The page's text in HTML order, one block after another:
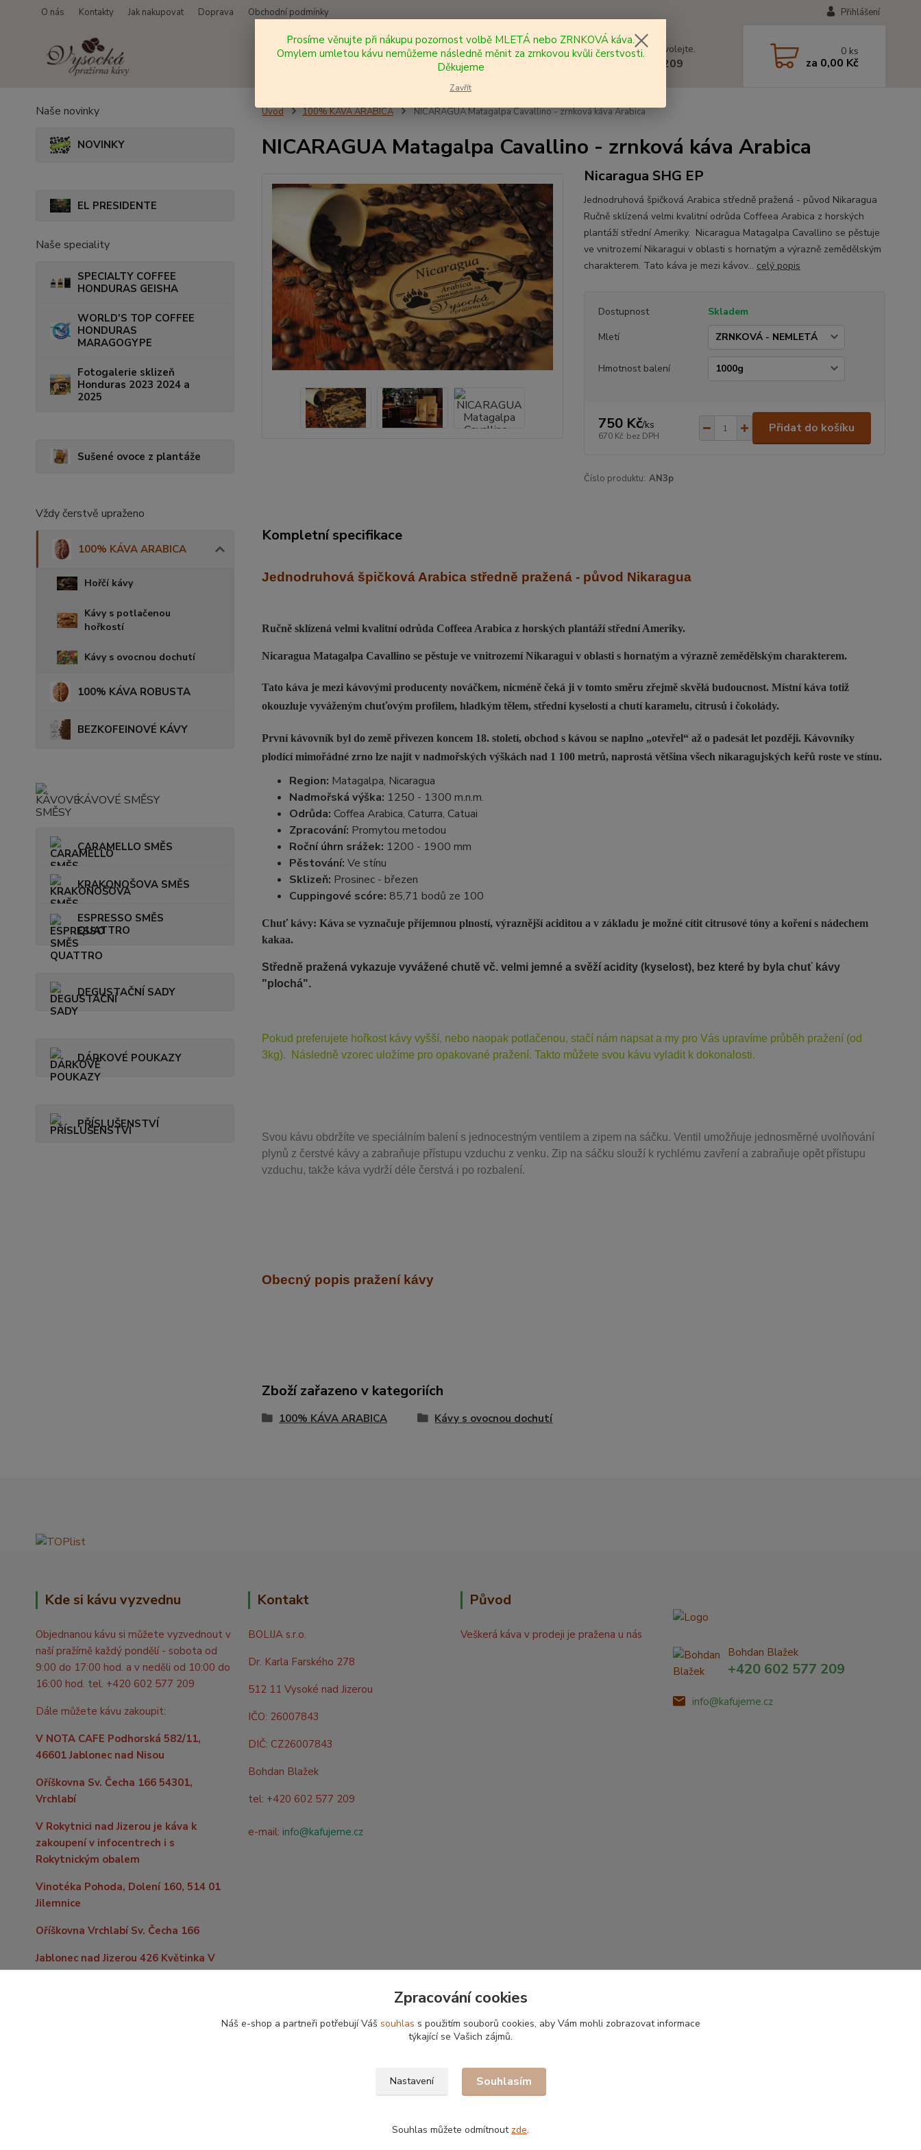
O nás Kontakty Jak nakupovat Doprava Obchodní podmínky Přihlášení
Hledat Nevíte si rady? Zavolejte.
+420 602 577 209
0 ks
za 0,00 Kč
Naše novinky
NOVINKY
EL PRESIDENTE
Naše speciality
SPECIALTY COFFEE
HONDURAS GEISHA
WORLD'S TOP COFFEE
HONDURAS
MARAGOGYPE
Fotogalerie sklizeň
Honduras 2023 2024 a
2025
Sušené ovoce z plantáže
Vždy čerstvě upraženo
100% KÁVA ARABICA
Hořčí kávy
Kávy s potlačenou
hořkostí
Kávy s ovocnou dochutí
100% KÁVA ROBUSTA
BEZKOFEINOVÉ KÁVY
KÁVOVÉ SMĚSY
CARAMELLO SMĚS
KRAKONOŠOVA SMĚS
ESPRESSO SMĚS
QUATTRO
DEGUSTAČNÍ SADY
DÁRKOVÉ POUKAZY
PŘÍSLUŠENSTVÍ
Úvod 100% KÁVA ARABICA NICARAGUA Matagalpa Cavallino - zrnková káva Arabica
NICARAGUA Matagalpa Cavallino - zrnková káva Arabica
Nicaragua SHG EP
Jednodruhová špičková Arabica středně pražená - původ Nikaragua
Ručně sklízená velmi kvalitní odrůda Coffeea Arabica z horských
plantáží střední Ameriky. Nicaragua Matagalpa Cavallino se pěstuje
ve vnitrozemí Nikaragui v oblasti s hornatým a výrazně zemědělským
charakterem. Tato káva je mezi kávov... celý popis
Dostupnost
Skladem
Mletí
Hmotnost balení
750 Kč/ks
670 Kč bez DPH
Přidat do košíku
Číslo produktu: AN3p
Kompletní specifikace
Jednodruhová špičková Arabica středně pražená - původ Nikaragua
Ručně sklízená velmi kvalitní odrůda Coffeea Arabica z horských plantáží střední Ameriky.
Nicaragua Matagalpa Cavallino se pěstuje ve vnitrozemí Nikaragui v oblasti s hornatým a výrazně zemědělským charakterem.
Tato káva je mezi kávovými producenty nováčkem, nicméně čeká ji v tomto směru zřejmě skvělá budoucnost. Místní káva totiž
okouzluje vyváženým chuťovým profilem, hladkým tělem, střední kyselostí a chutí karamelu, citrusů i čokolády.
První kávovník byl do země přivezen koncem 18. století, obchod s kávou se naplno „otevřel“ až o padesát let později. Kávovníky
plodící mimořádné zrno lze najít v nadmořských výškách nad 1 100 metrů, naprostá většina všech nikaragujských keřů roste ve stínu.
Region: Matagalpa, Nicaragua
Nadmořská výška: 1250 - 1300 m.n.m.
Odrůda: Coffea Arabica, Caturra, Catuai
Zpracování: Promytou metodou
Roční úhrn srážek: 1200 - 1900 mm
Pěstování: Ve stínu
Sklizeň: Prosinec - březen
Cuppingové scóre: 85,71 bodů ze 100
Chuť kávy: Káva se vyznačuje příjemnou plností, výraznější aciditou a v základu je možné cítit citrusové tóny a koření s nádechem
kakaa.
Středně pražená vykazuje vyvážené chutě vč. velmi jemné a svěží acidity (kyselost), bez které by byla chuť kávy
"plochá".
Pokud preferujete hořkost kávy vyšší, nebo naopak potlačenou, stačí nám napsat a my pro Vás upravíme průběh pražení (od
3kg). Následně vzorec uložíme pro opakované pražení. Takto můžete svou kávu vyladit k dokonalosti.
Svou kávu obdržíte ve speciálním balení s jednocestným ventilem a zipem na sáčku. Ventil umožňuje jednosměrné uvolňování
plynů z čerstvé kávy a zabraňuje přístupu vzduchu z venku. Zip na sáčku slouží k rychlému zavření a zabraňuje opět přístupu
vzduchu, takže káva vydrží déle čerstvá i po rozbalení.
Obecný popis pražení kávy
Zboží zařazeno v kategoriích
100% KÁVA ARABICA Kávy s ovocnou dochutí
Kde si kávu vyzvednu
Objednanou kávu si můžete vyzvednout v
naší pražírně každý pondělí - sobota od
9:00 do 17:00 hod. a v neděli od 10:00 do
16:00 hod. tel. +420 602 577 209
Dále můžete kávu zakoupit:
V NOTA CAFE Podhorská 582/11,
46601 Jablonec nad Nisou
Oříškovna Sv. Čecha 166 54301,
Vrchlabí
V Rokytnici nad Jizerou je káva k
zakoupení v infocentrech i s
Rokytnickým obalem
Vinotéka Pohoda, Dolení 160, 514 01
Jilemnice
Oříškovna Vrchlabí Sv. Čecha 166
Jablonec nad Jizerou 426 Květinka V
kopečku
Kontakt
BOLIJA s.r.o.
Dr. Karla Farského 278
512 11 Vysoké nad Jizerou
IČO: 26007843
DIČ: CZ26007843
Bohdan Blažek
tel: +420 602 577 209
e-mail: info@kafujeme.cz
Původ
Veškerá káva v prodeji je pražena u nás
Bohdan Blažek
+420 602 577 209
info@kafujeme.cz
Prosíme věnujte při nákupu pozornost volbě MLETÁ nebo ZRNKOVÁ káva.
Omylem umletou kávu nemůžeme následně měnit za zrnkovou kvůli čerstvosti.
Děkujeme
Zavřít
Zpracování cookies
Náš e-shop a partneři potřebují Váš souhlas s použitím souborů cookies, aby Vám mohli zobrazovat informace
týkající se Vašich zájmů.
Nastavení Souhlasím
Souhlas můžete odmítnout zde.